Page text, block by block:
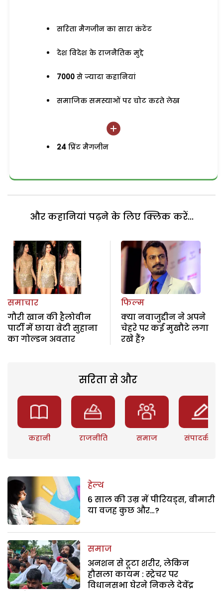
सरिता मैगजीन का सारा कंटेंट
देश विदेश के राजनैतिक मुद्दे
7000 से ज्यादा कहानियां
समाजिक समस्याओं पर चोट करते लेख
24 प्रिंट मैगजीन
और कहानियां पढ़ने के लिए क्लिक करें...
समाचार
गौरी खान की हैलोवीन
पार्टी में छाया बेटी सुहाना
का गोल्डन अवतार
फिल्म
क्या नवाजुद्दीन ने अपने
चेहरे पर कई मुखौटे लगा
रखे हैं?
सरिता से और
कहानी राजनीति समाज संपादकीय
हेल्थ
6 साल की उम्र में पीरियड्स, बीमारी
या वजह कुछ और…?
समाज
अनशन से टूटा शरीर, लेकिन
हौसला कायम : स्ट्रेचर पर
विधानसभा घेरने निकले देवेंद्र